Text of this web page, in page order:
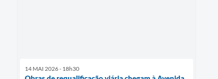
14 MAI 2026 - 18h30